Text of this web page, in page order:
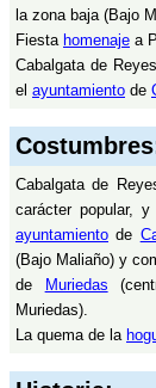
la zona baja (Bajo
Fiesta homenaje a
Cabalgata de
el ayuntamiento de
Cabalgata de
carácter popular,
ayuntamiento de
(Bajo Maliaño) y
de
Muriedas
Muriedas).
La quema de la